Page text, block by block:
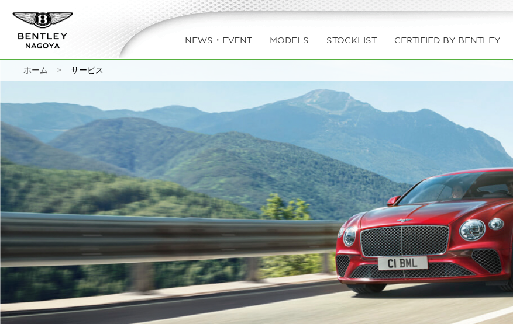
ベントレー名古屋
NEWS・EVENT MODELS STOCKLIST CERTIFIED BY BENTLEY
ホーム > サービス